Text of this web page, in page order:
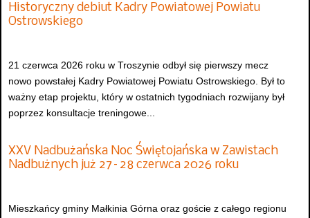
Historyczny debiut Kadry Powiatowej Powiatu
Ostrowskiego
21 czerwca 2026 roku w Troszynie odbył się pierwszy mecz
nowo powstałej Kadry Powiatowej Powiatu Ostrowskiego. Był to
ważny etap projektu, który w ostatnich tygodniach rozwijany był
poprzez konsultacje treningowe...
XXV Nadbużańska Noc Świętojańska w Zawistach
Nadbużnych już 27–28 czerwca 2026 roku
Mieszkańcy gminy Małkinia Górna oraz goście z całego regionu